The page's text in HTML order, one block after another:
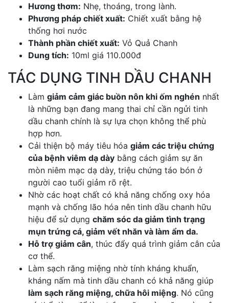
Hương thơm: Nhẹ, thoáng, trong lành.
Phương pháp chiết xuất: Chiết xuất bằng hệ
thống hơi nước
Thành phần chiết xuất: Vỏ Quả Chanh
Dung tích: 10ml giá 110.000đ
TÁC DỤNG TINH DẦU CHANH
Làm giảm cảm giác buồn nôn khi ốm nghén nhất
là những bạn đang mang thai chỉ cần ngửi tinh
dầu chanh chính là sự lựa chọn không thể phù
hợp hơn.
Cải thiện bộ máy tiêu hóa giảm các triệu chứng
của bệnh viêm dạ dày bằng cách giảm sự ăn
mòn niêm mạc dạ dày, triệu chứng táo bón ở
người cao tuổi giảm rõ rệt.
Nhờ các hoạt chất có khả năng chống oxy hóa
mạnh và chống lão hóa nên tinh dầu chanh hữu
hiệu để sử dụng chăm sóc da giảm tình trạng
mụn trứng cá, giảm vết nhăn và làm ẩm da.
Hỗ trợ giảm cân, thúc đẩy quá trình giảm cân của
cơ thể.
Làm sạch răng miệng nhờ tính kháng khuẩn,
kháng nấm mà tinh dầu chanh có khả năng giúp
làm sạch răng miệng, chữa hôi miệng. Nó cũng